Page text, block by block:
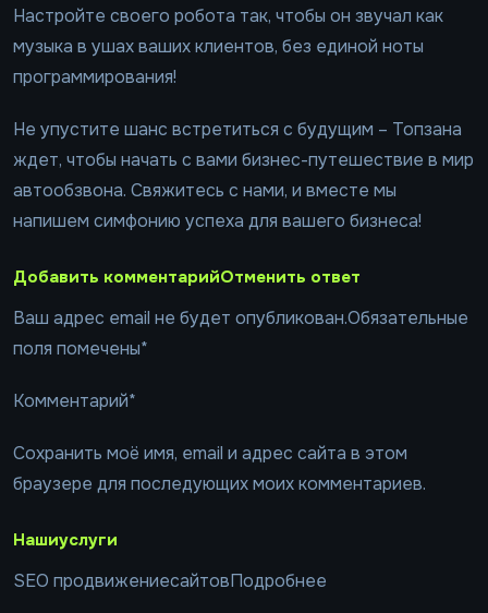
Настройте своего робота так, чтобы он звучал как
музыка в ушах ваших клиентов, без единой ноты
программирования!
Не упустите шанс встретиться с будущим – Топзана
ждет, чтобы начать с вами бизнес-путешествие в мир
автообзвона. Свяжитесь с нами, и вместе мы
напишем симфонию успеха для вашего бизнеса!
Добавить комментарийОтменить ответ
Ваш адрес email не будет опубликован.Обязательные
поля помечены*
Комментарий*
Сохранить моё имя, email и адрес сайта в этом
браузере для последующих моих комментариев.
Нашиуслуги
SEO продвижениесайтовПодробнее